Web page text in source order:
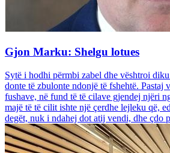
Gjon Marku: Shelgu lotues
Sytë i hodhi përmbi zabel dhe vështroi
donte të zbulonte ndonjë të fshehtë. Pastaj
fushave, në fund të të cilave gjendej njëri
majë të të cilit ishte një çerdhe lejleku që,
degët, nuk i ndahej dot atij vendi, dhe çdo